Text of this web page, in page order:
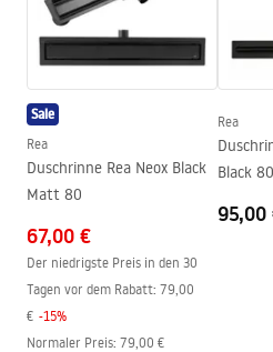
Montage
Höhe
Kabinenrichtung
Garantie
Easy Clean Beschichtung
Instrukcja montażu
Instrukcja_kabiny_Hugo_PL.pdf
Sale
Rea
Duschrinne Rea Neox Black
Matt 80
67,00 €
Der niedrigste Preis in den 30
Tagen vor dem Rabatt: 79,00
€ -15%
Normaler Preis: 79,00 €
Rea
Black 80
95,00